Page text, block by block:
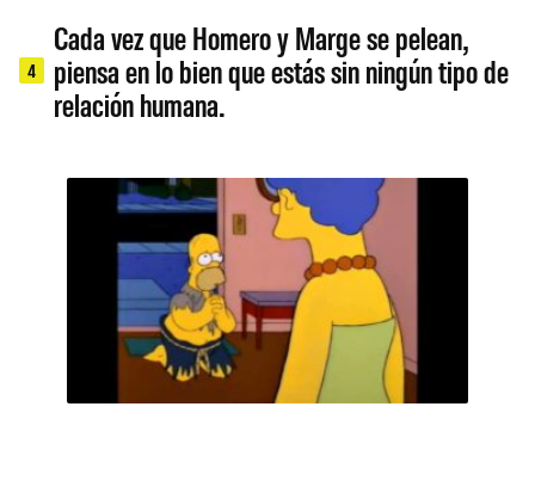
4
Cada vez que Homero y Marge se pelean,
piensa en lo bien que estás sin ningún tipo de
relación humana.